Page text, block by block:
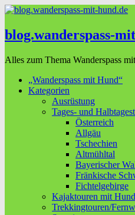
blog.wanderspass-
Alles zum Thema Wanderspass
„Wanderspass mit Hund“
Kategorien
Ausrüstung
Tages- und
Österreich
Allgäu
Tschechien
Altmühltal
Bayerischer
Fränkische
Fichtelgebirge
Kajaktouren mit Hund
Trekkingtouren/